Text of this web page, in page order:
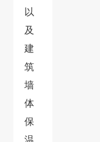
以
及
建
筑
墙
体
保